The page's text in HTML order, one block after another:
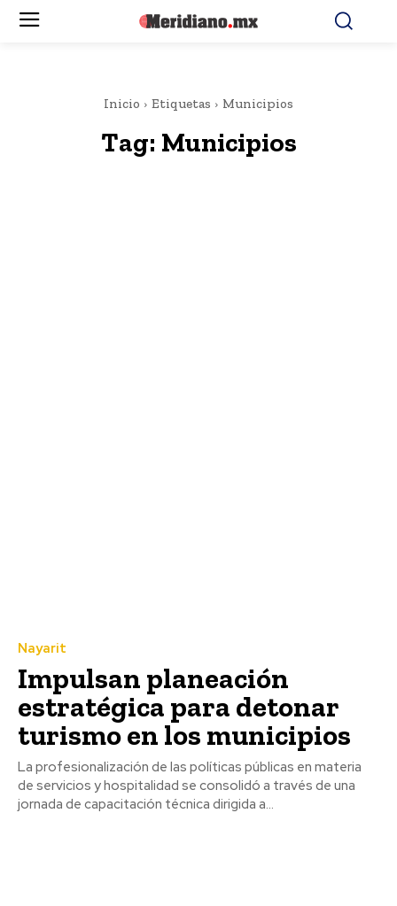
Inicio Etiquetas Municipios
Tag: Municipios
Nayarit
Impulsan planeación
estratégica para detonar
turismo en los municipios
La profesionalización de las políticas públicas en materia
de servicios y hospitalidad se consolidó a través de una
jornada de capacitación técnica dirigida a...